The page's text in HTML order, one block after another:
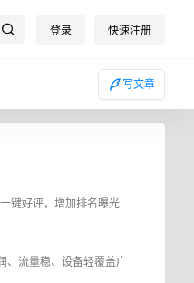
登录 快速注册
写文章
键好评，增加排名曝光
、流量稳、设备轻覆盖广